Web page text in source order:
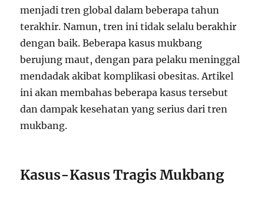
menjadi tren global dalam beberapa tahun
terakhir. Namun, tren ini tidak selalu berakhir
dengan baik. Beberapa kasus mukbang
berujung maut, dengan para pelaku meninggal
mendadak akibat komplikasi obesitas. Artikel
ini akan membahas beberapa kasus tersebut
dan dampak kesehatan yang serius dari tren
mukbang.
Kasus-Kasus Tragis Mukbang